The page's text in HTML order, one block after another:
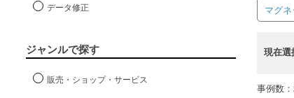
マグ
現在選
データ修正
ジャンルで探す
販売・ショップ・サービス
事例数